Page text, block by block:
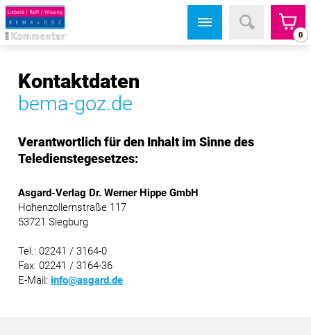
0
Kontaktdaten
bema-goz.de
Verantwortlich für den Inhalt im Sinne des
Teledienstegesetzes:
Asgard-Verlag Dr. Werner Hippe GmbH
Hohenzollernstraße 117
53721 Siegburg
Tel.: 02241 / 3164-0
Fax: 02241 / 3164-36
E-Mail:info@asgard.de